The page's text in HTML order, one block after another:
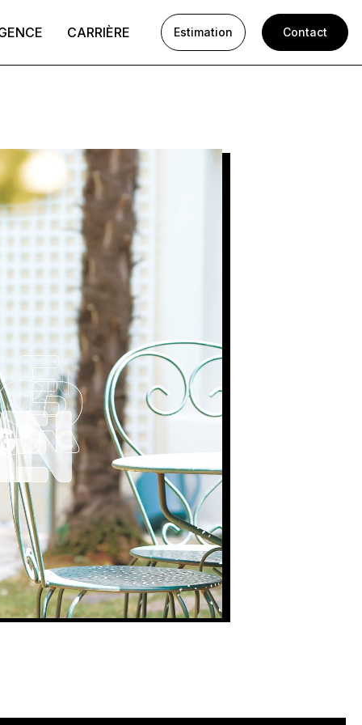
CARRIÈRE Estimation Contact